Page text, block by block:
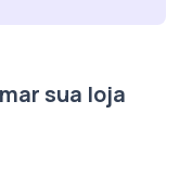
sua loja